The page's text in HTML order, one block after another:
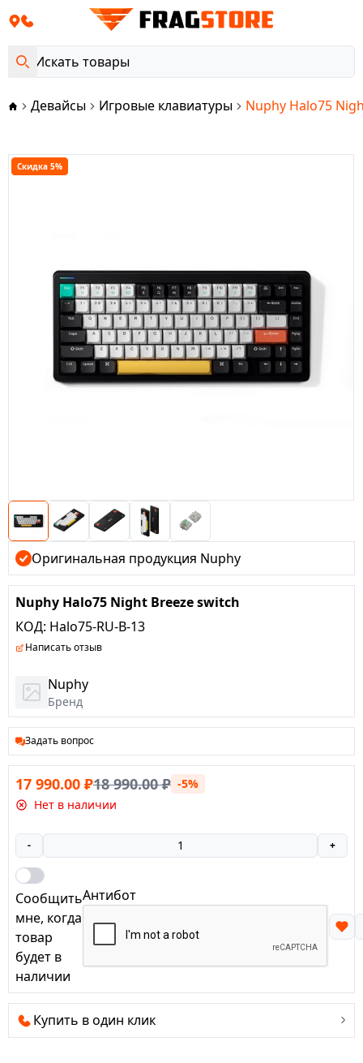
Девайсы Игровые клавиатуры Nuphy Halo75
Скидка 5%
Оригинальная продукция Nuphy
Nuphy Halo75 Night Breeze switch
КОД: Halo75-RU-B-13
Написать отзыв
Nuphy
Бренд
Задать вопрос
17 990.00 ₽18 990.00₽ -5%
Нет в наличии
- +
Сообщить
мне, когда
товар
будет в
наличии
Антибот
Купить в один клик